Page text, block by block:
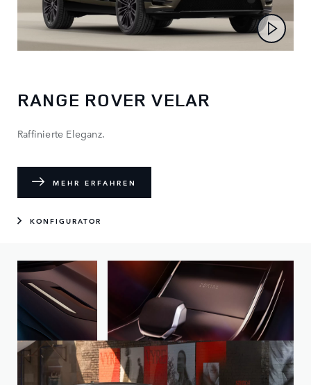
RANGE ROVER VELAR
Raffinierte Eleganz.
MEHR ERFAHREN
KONFIGURATOR